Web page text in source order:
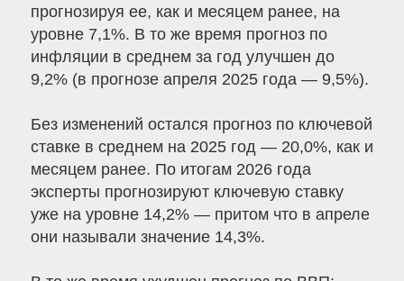
прогнозируя ее, как и месяцем ранее, на
уровне 7,1%. В то же время прогноз по
инфляции в среднем за год улучшен до
9,2% (в прогнозе апреля 2025 года — 9,5%).
Без изменений остался прогноз по ключевой
ставке в среднем на 2025 год — 20,0%, как и
месяцем ранее. По итогам 2026 года
эксперты прогнозируют ключевую ставку
уже на уровне 14,2% — притом что в апреле
они называли значение 14,3%.